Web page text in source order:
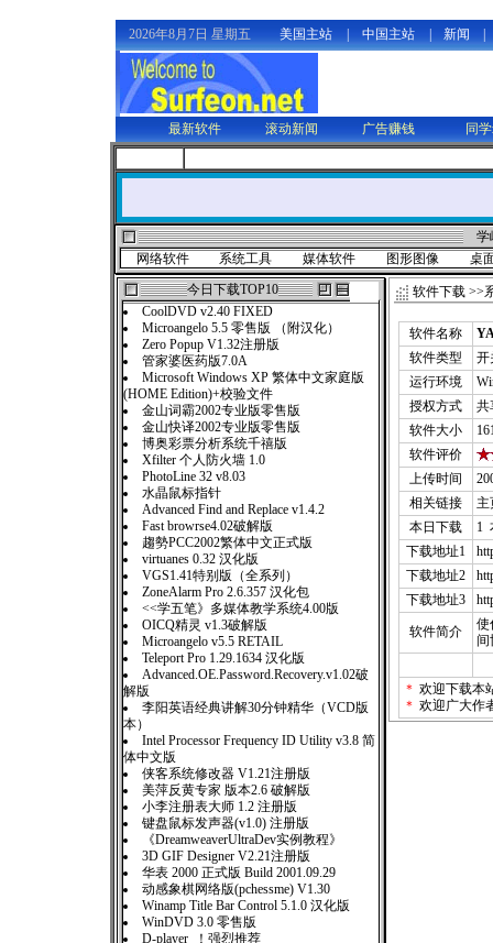
2026年8月7日 星期五 美国主站 中国主站 新闻
最新软件 滚动新闻 广告赚钱 同
学
网络软件
系统工具 媒体软件 图形图像
桌
今日下载TOP10
CoolDVD v2.40 FIXED
Microangelo 5.5 零售版 （附汉化）
Zero Popup V1.32注册版
管家婆医药版7.0A
Microsoft Windows XP 繁体中文家庭版
(HOME Edition)+校验文件
金山词霸2002专业版零售版
金山快译2002专业版零售版
博奥彩票分析系统千禧版
Xfilter 个人防火墙 1.0
PhotoLine 32 v8.03
水晶鼠标指针
Advanced Find and Replace v1.4.2
Fast browrse4.02破解版
趨勢PCC2002繁体中文正式版
virtuanes 0.32 汉化版
VGS1.41特别版（全系列）
ZoneAlarm Pro 2.6.357 汉化包
<<学五笔》多媒体教学系统4.00版
OICQ精灵 v1.3破解版
Microangelo v5.5 RETAIL
Teleport Pro 1.29.1634 汉化版
Advanced.OE.Password.Recovery.v1.02破
解版
李阳英语经典讲解30分钟精华（VCD版
本）
Intel Processor Frequency ID Utility v3.8 简
体中文版
侠客系统修改器 V1.21注册版
美萍反黄专家 版本2.6 破解版
小李注册表大师 1.2 注册版
键盘鼠标发声器(v1.0) 注册版
《DreamweaverUltraDev实例教程》
3D GIF Designer V2.21注册版
华表 2000 正式版 Build 2001.09.29
动感象棋网络版(pchessme) V1.30
Winamp Title Bar Control 5.1.0 汉化版
WinDVD 3.0 零售版
D-player ！强烈推荐
软件下载 >>
软件名称
软件类型
开
运行环境
授权方式
共
软件大小
软件评价
上传时间
相关链接
主
本日下载
1
下载地址1
下载地址2
下载地址3
软件简介
使
间
＊ 欢迎下载本
＊ 欢迎广大作